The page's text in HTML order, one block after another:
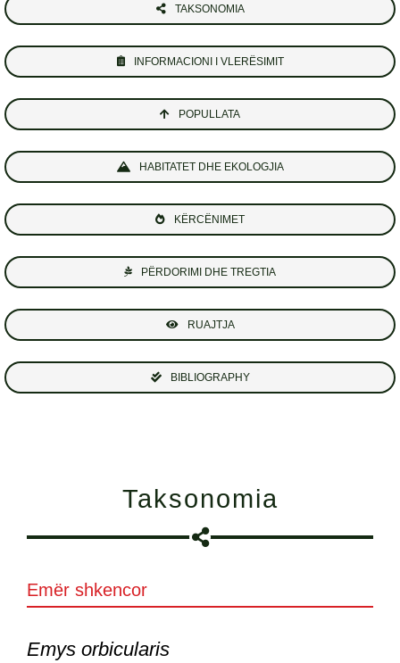
TAKSONOMIA
INFORMACIONI I VLERËSIMIT
POPULLATA
HABITATET DHE EKOLOGJIA
KËRCËNIMET
PËRDORIMI DHE TREGTIA
RUAJTJA
BIBLIOGRAPHY
Taksonomia
Emër shkencor
Emys orbicularis